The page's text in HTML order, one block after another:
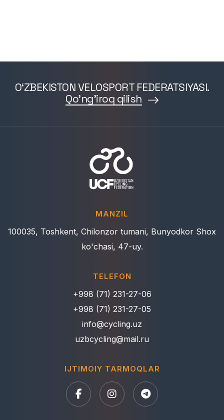
O‘ZBEKISTON VELOSPORT FEDERATSIYASI.
Qo'ng'iroq qilish
MANZIL
100035, Toshkent, Chilonzor tumani, Bunyodkor Shox
ko'chasi, 47-uy.
TELEFON
+998 (71) 231-27-06
+998 (71) 231-27-05
info@cycling.uz
uzbcycling@mail.ru
IJTIMOIY TARMOQLAR